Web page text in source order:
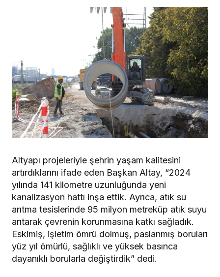
Altyapı projeleriyle şehrin yaşam kalitesini
artırdıklarını ifade eden Başkan Altay, “2024
yılında 141 kilometre uzunluğunda yeni
kanalizasyon hattı inşa ettik. Ayrıca, atık su
arıtma tesislerinde 95 milyon metreküp atık suyu
arıtarak çevrenin korunmasına katkı sağladık.
Eskimiş, işletim ömrü dolmuş, paslanmış boruları
yüz yıl ömürlü, sağlıklı ve yüksek basınca
dayanıklı borularla değiştirdik” dedi.